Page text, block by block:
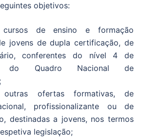
objetivos:
cursos de ensino e formação
jovens de dupla certificação, de
conferentes do nível 4 de
do Quadro Nacional de
outras ofertas formativas, de
profissionalizante ou de
destinadas a jovens, nos termos
legislação;